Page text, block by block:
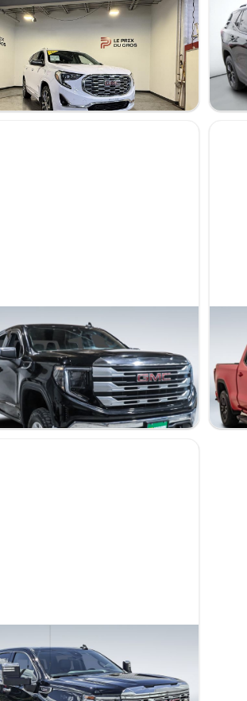
2018
/ NIV 349630
AT4
47
26
Stock
1500 2022
$
/ NIV 670182
69
50
Stock
1500 2025